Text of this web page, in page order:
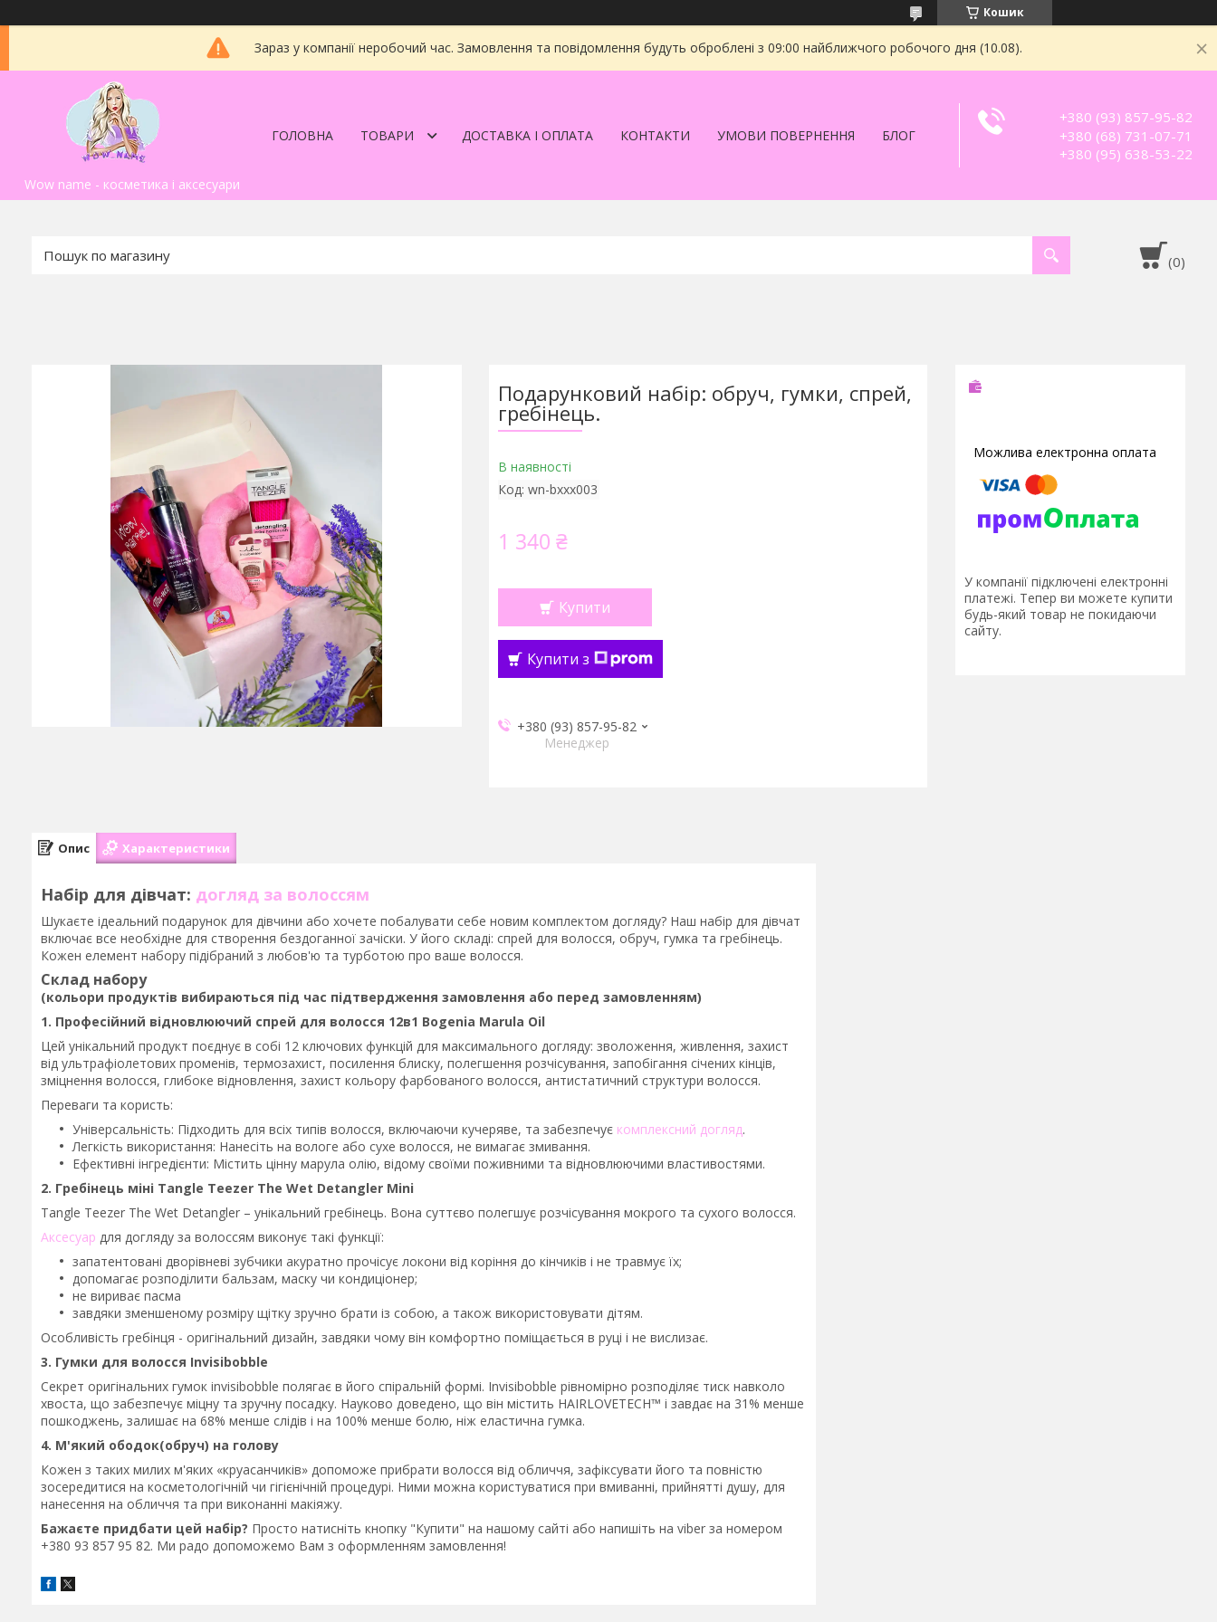
Кошик
Зараз у компанії неробочий час. Замовлення та повідомлення будуть оброблені з 09:00 найближчого робочого дня (10.08).
Wow name - косметика і аксесуари
ГОЛОВНА ТОВАРИ ДОСТАВКА І ОПЛАТА КОНТАКТИ УМОВИ ПОВЕРНЕННЯ БЛОГ
+380 (93) 857-95-82
+380 (68) 731-07-71
+380 (95) 638-53-22
Подарунковий набір: обруч, гумки, спрей,
гребінець.
В наявності
Код: wn-bxxx003
1 340 ₴
Купити
Купити з
+380 (93) 857-95-82
Менеджер
У компанії підключені електронні
платежі. Тепер ви можете купити
будь-який товар не покидаючи
сайту.
Опис Характеристики
Набір для дівчат: догляд за волоссям
Шукаєте ідеальний подарунок для дівчини або хочете побалувати себе новим комплектом догляду? Наш набір для дівчат
включає все необхідне для створення бездоганної зачіски. У його складі: спрей для волосся, обруч, гумка та гребінець.
Кожен елемент набору підібраний з любов'ю та турботою про ваше волосся.
Склад набору
(кольори продуктів вибираються під час підтвердження замовлення або перед замовленням)
1. Професійний відновлюючий спрей для волосся 12в1 Bogenia Marula Oil
Цей унікальний продукт поєднує в собі 12 ключових функцій для максимального догляду: зволоження, живлення, захист
від ультрафіолетових променів, термозахист, посилення блиску, полегшення розчісування, запобігання січених кінців,
зміцнення волосся, глибоке відновлення, захист кольору фарбованого волосся, антистатичний структури волосся.
Переваги та користь:
Універсальність: Підходить для всіх типів волосся, включаючи кучеряве, та забезпечує комплексний догляд.
Легкість використання: Нанесіть на вологе або сухе волосся, не вимагає змивання.
Ефективні інгредієнти: Містить цінну марула олію, відому своїми поживними та відновлюючими властивостями.
2. Гребінець міні Tangle Teezer The Wet Detangler Mini
Tangle Teezer The Wet Detangler – унікальний гребінець. Вона суттєво полегшує розчісування мокрого та сухого волосся.
Аксесуар для догляду за волоссям виконує такі функції:
запатентовані дворівневі зубчики акуратно прочісує локони від коріння до кінчиків і не травмує їх;
допомагає розподілити бальзам, маску чи кондиціонер;
не вириває пасма
завдяки зменшеному розміру щітку зручно брати із собою, а також використовувати дітям.
Особливість гребінця - оригінальний дизайн, завдяки чому він комфортно поміщається в руці і не вислизає.
3. Гумки для волосся Invisibobble
Секрет оригінальних гумок invisibobble полягає в його спіральній формі. Invisibobble рівномірно розподіляє тиск навколо
хвоста, що забезпечує міцну та зручну посадку. Науково доведено, що він містить HAIRLOVETECH™ і завдає на 31% менше
пошкоджень, залишає на 68% менше слідів і на 100% менше болю, ніж еластична гумка.
4. М'який ободок(обруч) на голову
Кожен з таких милих м'яких «круасанчиків» допоможе прибрати волосся від обличчя, зафіксувати його та повністю
зосередитися на косметологічній чи гігієнічній процедурі. Ними можна користуватися при вмиванні, прийнятті душу, для
нанесення на обличчя та при виконанні макіяжу.
Бажаєте придбати цей набір? Просто натисніть кнопку "Купити" на нашому сайті або напишіть на viber за номером
+380 93 857 95 82. Ми радо допоможемо Вам з оформленням замовлення!